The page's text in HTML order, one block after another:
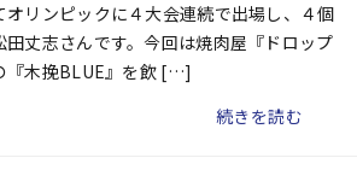
リンピックに４大会連続で出場し、４個
丈志さんです。今回は焼肉屋『ドロップ
『木挽BLUE』を飲 […]
続きを読む